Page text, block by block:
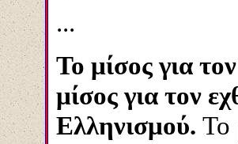
...
Το μίσος για
μίσος για τον
Ελληνισμού. Το